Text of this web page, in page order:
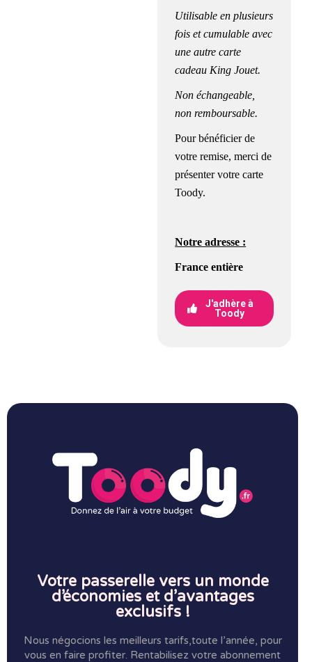
Utilisable en plusieurs
fois et cumulable avec
une autre carte
cadeau King Jouet.
Non échangeable,
non remboursable.
Pour bénéficier de
votre remise, merci de
présenter votre carte
Toody.
Notre adresse :
France entière
J'adhère à
Toody
Votre passerelle vers un monde
d’économies et d’avantages
exclusifs !
Nous négocions les meilleurs tarifs,toute l’année, pour
vous en faire profiter. Rentabilisez votre abonnement